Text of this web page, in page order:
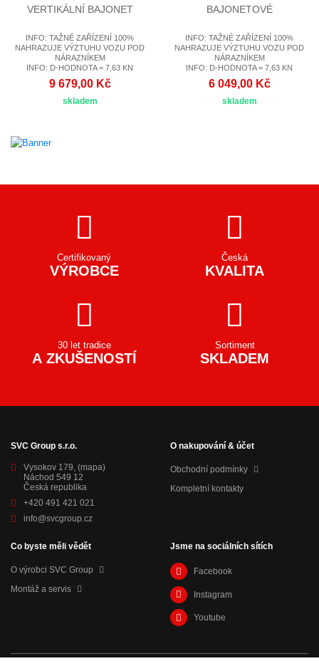
VERTIKÁLNÍ BAJONET
INFO: TAŽNÉ ZAŘÍZENÍ 100%
NAHRAZUJE VÝZTUHU VOZU POD
NÁRAZNÍKEM
INFO: D-HODNOTA = 7,63 KN
9 679,00 Kč
skladem
BAJONETOVÉ
INFO: TAŽNÉ ZAŘÍZENÍ 100%
NAHRAZUJE VÝZTUHU VOZU POD
NÁRAZNÍKEM
INFO: D-HODNOTA = 7,63 KN
6 049,00 Kč
skladem
Certifikovaný
VÝROBCE
Česká
KVALITA
30 let tradice
A ZKUŠENOSTÍ
Sortiment
SKLADEM
SVC Group s.r.o.
Vysokov 179, (mapa)
Náchod 549 12
Česká republika
+420 491 421 021
info@svcgroup.cz
O nakupování & účet
Obchodní podmínky
Kompletní kontakty
Co byste měli vědět
O výrobci SVC Group
Montáž a servis
Jsme na sociálních sítích
Facebook
Instagram
Youtube